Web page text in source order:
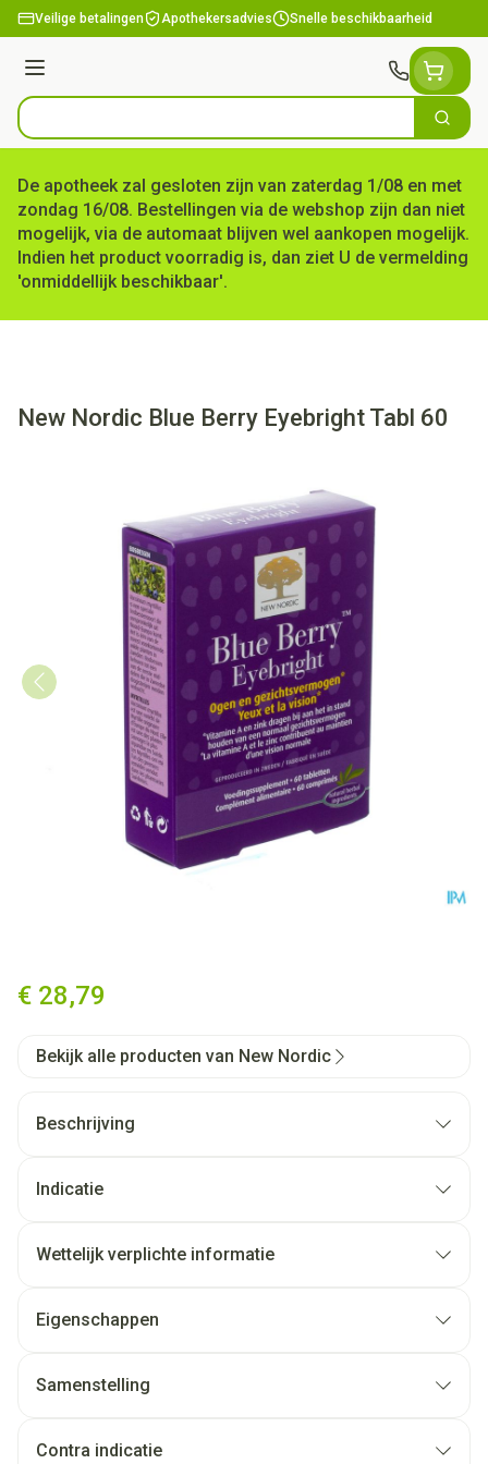
Ga naar de inhoud
Veilige betalingen Apothekersadvies Snelle beschikbaarheid
Menu
Product, merk, categorie... Zoek
De apotheek zal gesloten zijn van zaterdag 1/08 en met
zondag 16/08. Bestellingen via de webshop zijn dan niet
mogelijk, via de automaat blijven wel aankopen mogelijk.
Indien het product voorradig is, dan ziet U de vermelding
'onmiddellijk beschikbaar'.
New Nordic Blue Berry Eyebright Tabl 60
€ 28,79
Bekijk alle producten van New Nordic
Beschrijving
Indicatie
Wettelijk verplichte informatie
Eigenschappen
Samenstelling
Contra indicatie